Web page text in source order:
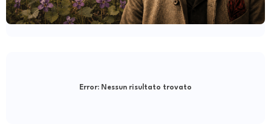
Error: Nessun risultato trovato